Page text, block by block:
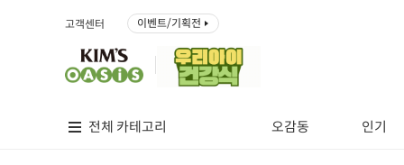
고객센터 이벤트/기획전
전체 카테고리 오감동 인기